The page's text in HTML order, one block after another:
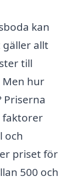
kan
allt
till
Men hur
Priserna
faktorer
och
priset för
500 och